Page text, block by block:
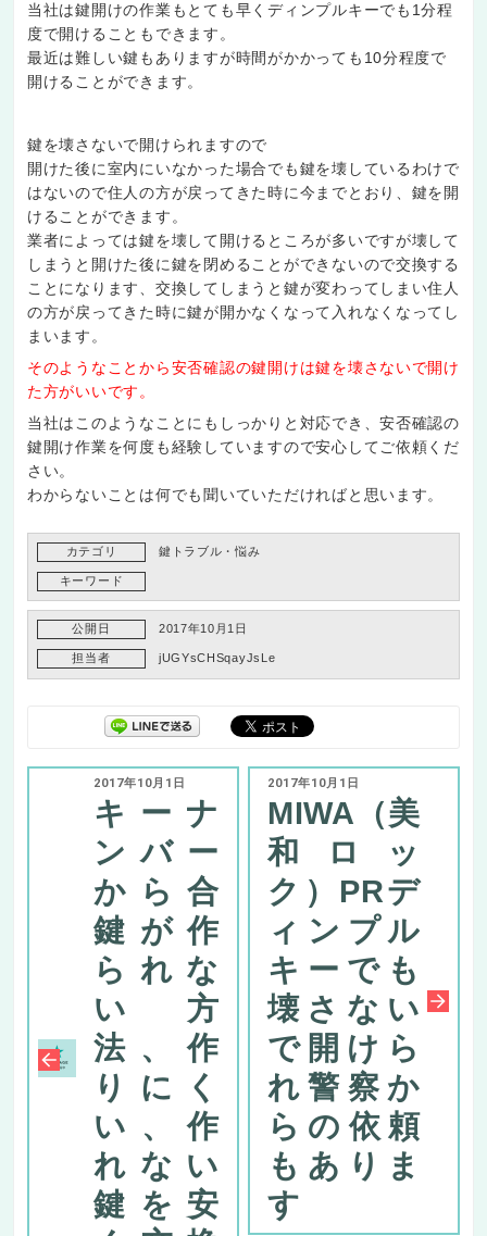
当社は鍵開けの作業もとても早くディンプルキーでも1分程
度で開けることもできます。
最近は難しい鍵もありますが時間がかかっても10分程度で
開けることができます。
鍵を壊さないで開けられますので
開けた後に室内にいなかった場合でも鍵を壊しているわけで
はないので住人の方が戻ってきた時に今までとおり、鍵を開
けることができます。
業者によっては鍵を壊して開けるところが多いですが壊して
しまうと開けた後に鍵を閉めることができないので交換する
ことになります、交換してしまうと鍵が変わってしまい住人
の方が戻ってきた時に鍵が開かなくなって入れなくなってし
まいます。
そのようなことから安否確認の鍵開けは鍵を壊さないで開け
た方がいいです。
当社はこのようなことにもしっかりと対応でき、安否確認の
鍵開け作業を何度も経験していますので安心してご依頼くだ
さい。
わからないことは何でも聞いていただければと思います。
カテゴリ 鍵トラブル・悩み
キーワード
公開日 2017年10月1日
担当者 jUGYsCHSqayJsLe
2017年10月1日
キーナ
ンバー
から合
鍵が作
られな
い方
法、作
りにく
い、作
れない
鍵を安
2017年10月1日
MIWA（美
和ロッ
ク）PRデ
ィンプル
キーでも
壊さない
で開けら
れ警察か
らの依頼
もありま
す